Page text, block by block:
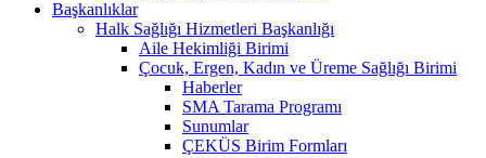
Başkanlıklar
Halk Sağlığı Hizmetleri Başkanlığı
Aile Hekimliği Birimi
Çocuk, Ergen, Kadın ve Üreme Sağlığı Birimi
Haberler
SMA Tarama Programı
Sunumlar
ÇEKÜS Birim Formları